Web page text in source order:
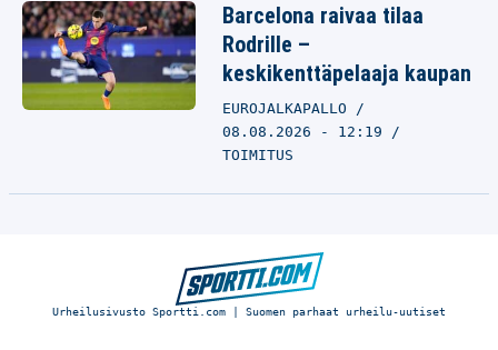
Barcelona raivaa tilaa
Rodrille –
keskikenttäpelaaja kaupan
EUROJALKAPALLO
08.08.2026 - 12:19
TOIMITUS
Urheilusivusto Sportti.com | Suomen parhaat urheilu-uutiset